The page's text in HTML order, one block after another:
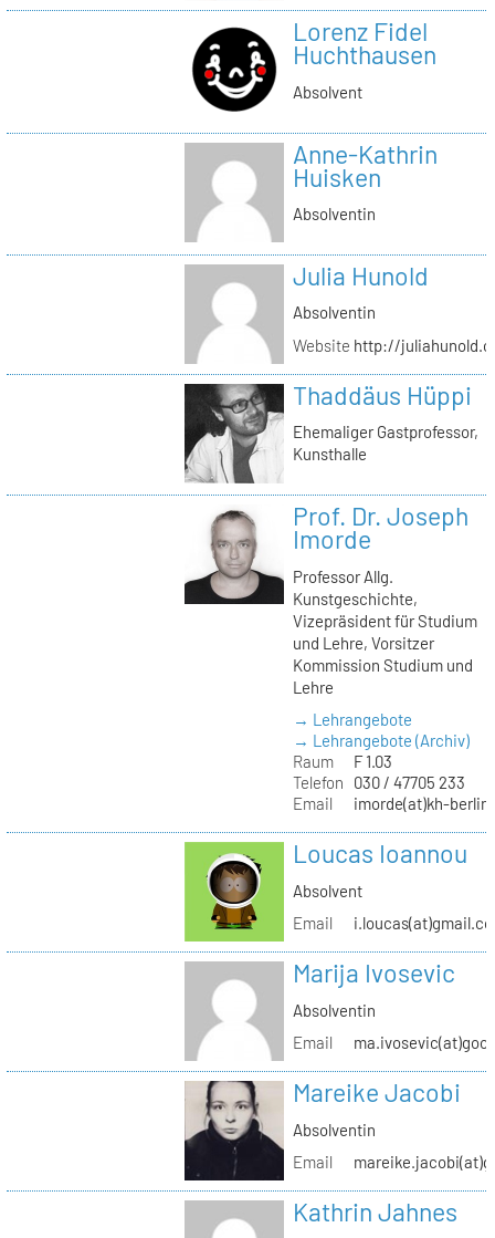
Lorenz Fidel
Huchthausen
Absolvent
Anne-Kathrin
Huisken
Absolventin
Julia Hunold
Absolventin
Website http://
Thaddäus Hüppi
Ehemaliger Gastprofessor,
Kunsthalle
Prof. Dr. Joseph
Imorde
Professor Allg.
Kunstgeschichte,
Vizepräsident für Studium
und Lehre, Vorsitzer
Kommission Studium und
Lehre
→ Lehrangebote
→ Lehrangebote (Archiv)
Raum
F 1.03
Telefon
030 / 47705 233
Email
imorde(at)kh-
Loucas Ioannou
Absolvent
Email
Marija Ivosevic
Absolventin
Email
Mareike Jacobi
Absolventin
Email
Kathrin Jahnes